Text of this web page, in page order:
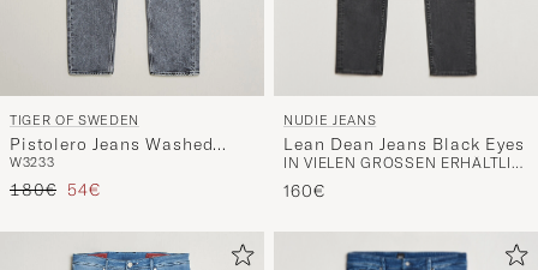
TIGER OF SWEDEN
Pistolero Jeans Washed
Grey
W3233
Regulärer Preis
180€ Reduzierter Preis
54€
NUDIE JEANS
Lean Dean Jeans Black Eyes
IN VIELEN GRÖSSEN ERHÄLTLICH
160€